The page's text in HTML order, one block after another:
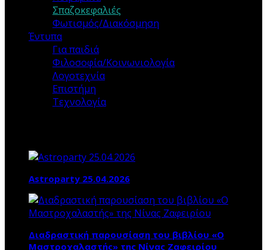
Σπαζοκεφαλιές
Φωτισμός/Διακόσμηση
Έντυπα
Για παιδιά
Φιλοσοφία/Κοινωνιολογία
Λογοτεχνία
Επιστήμη
Τεχνολογία
Astroparty 25.04.2026
Διαδραστική παρουσίαση του βιβλίου «Ο
Μαστροχαλαστής» της Νίνας Ζαφειρίου